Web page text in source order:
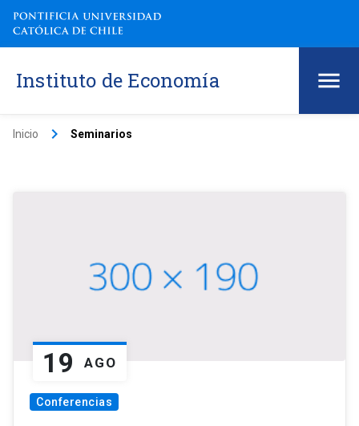
Instituto de Economía
Inicio keyboard_arrow_right Seminarios
19 AGO
Conferencias